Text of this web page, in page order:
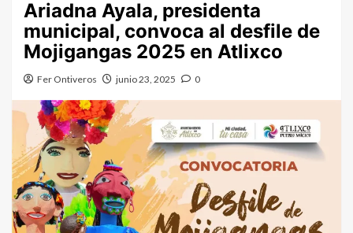
Ariadna Ayala, presidenta
municipal, convoca al desfile de
Mojigangas 2025 en Atlixco
Fer Ontiveros junio 23, 2025 0